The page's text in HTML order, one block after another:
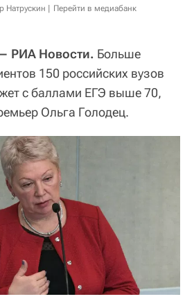
Натрускин Перейти в медиабанк
РИА Новости. Больше
150 российских вузов
с баллами ЕГЭ выше 70,
Ольга Голодец.